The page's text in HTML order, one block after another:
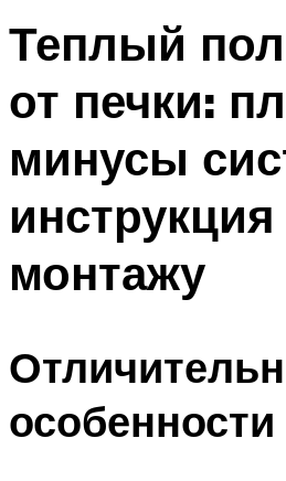
Меню
Теплый
от печки:
минусы
монтажу